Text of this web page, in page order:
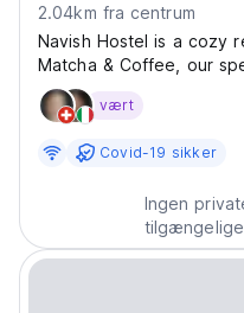
2.04km fra centrum
Navish Hostel is a cozy
Matcha & Coffee, our
near the island's port
modern design with
vært
Covid-19 sikker
Ingen
tilgængelige